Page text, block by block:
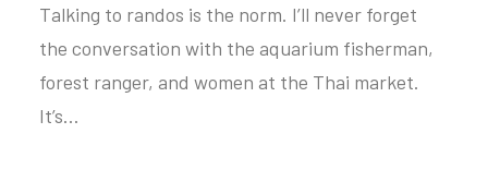
Talking to randos is the norm. I’ll never forget
the conversation with the aquarium fisherman,
forest ranger, and women at the Thai market.
It’s…